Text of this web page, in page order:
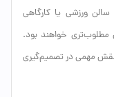
ورزشی یا کارگاهی
خواهند بود.
نقش مهمی در تصمیم‌گیری